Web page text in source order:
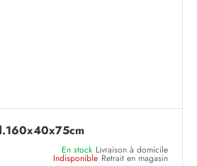
En stock Livraison à domicile
Indisponible Retrait en magasin